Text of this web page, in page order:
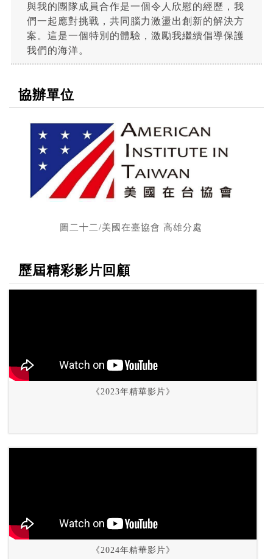
與我的團隊成員合作是一個令人欣慰的經歷，我
們一起應對挑戰，共同腦力激盪出創新的解決方
案。這是一個特別的體驗，激勵我繼續倡導保護
我們的海洋。
協辦單位
圖二十二/美國在臺協會 高雄分處
歷屆精彩影片回顧
《2023年精華影片》
《2024年精華影片》